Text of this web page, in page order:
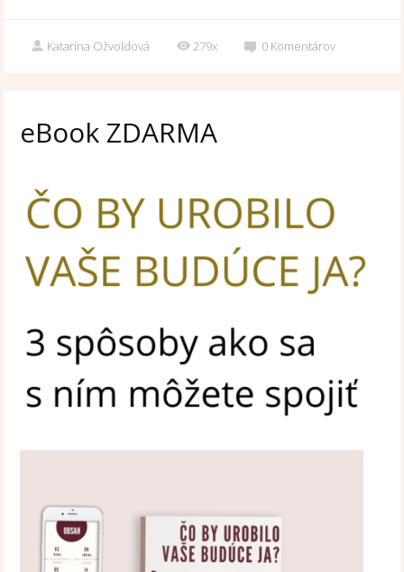
Katarína Ožvoldová 279x 0 Komentárov
eBook ZDARMA